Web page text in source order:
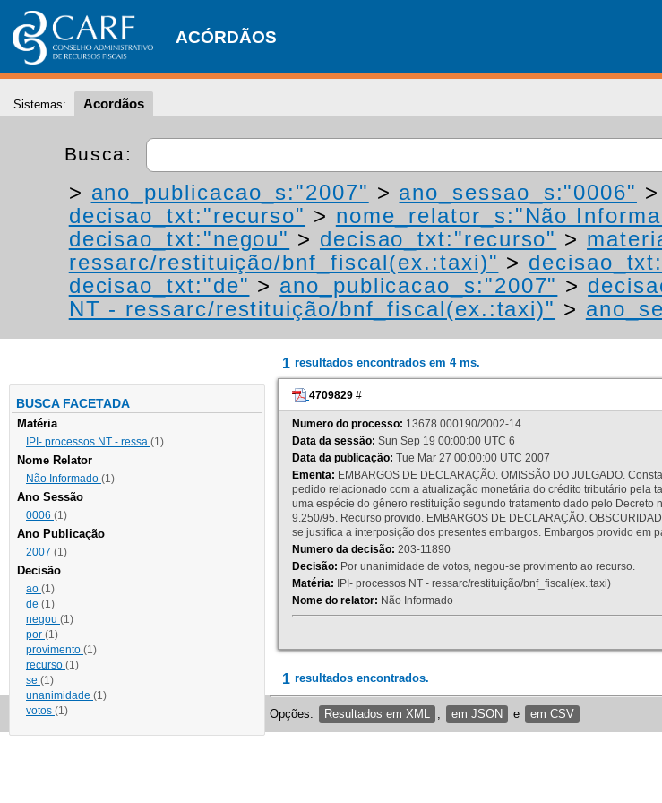
ACÓRDÃOS
Sistemas: Acordãos
Busca:
> ano_publicacao_s:"2007" > ano_sessao_s:"0006" >
decisao_txt:"recurso" > nome_relator_s:"Não
decisao_txt:"negou" > decisao_txt:"recurso" >
ressarc/restituição/bnf_fiscal(ex.:taxi)" >
decisao_txt:"de" > ano_publicacao_s:"2007" >
NT - ressarc/restituição/bnf_fiscal(ex.:taxi)" >
BUSCA FACETADA
Matéria
IPI- processos NT - ressa (1)
Nome Relator
Não Informado (1)
Ano Sessão
0006 (1)
Ano Publicação
2007 (1)
Decisão
ao (1)
de (1)
negou (1)
por (1)
provimento (1)
recurso (1)
se (1)
unanimidade (1)
votos (1)
1 resultados encontrados em 4 ms.
4709829 #
Numero do processo: 13678.000190/2002-14
Data da sessão: Sun Sep 19 00:00:00 UTC 6
Data da publicação: Tue Mar 27 00:00:00 UTC 2007
Ementa: EMBARGOS DE DECLARAÇÃO. OMISSÃO DO JULGADO.
pedido relacionado com a atualização monetária do crédito tributário pela
uma espécie do gênero restituição segundo tratamento dado pelo Decreto
9.250/95. Recurso provido. EMBARGOS DE DECLARAÇÃO.
se justifica a interposição dos presentes embargos. Embargos provido em
Numero da decisão: 203-11890
Decisão: Por unanimidade de votos, negou-se provimento ao recurso.
Matéria: IPI- processos NT - ressarc/restituição/bnf_fiscal(ex.:taxi)
Nome do relator: Não Informado
1 resultados encontrados.
Opções: Resultados em XML em JSON e em CSV